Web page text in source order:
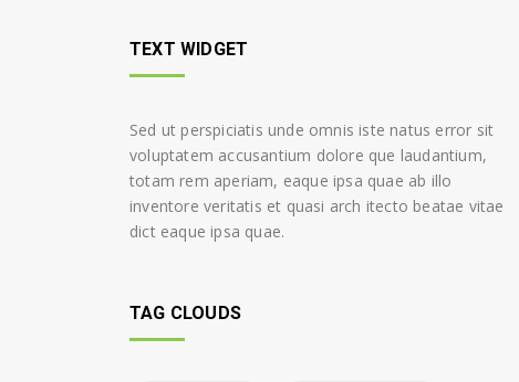
TEXT WIDGET
Sed ut perspiciatis unde omnis iste natus error sit
voluptatem accusantium dolore que laudantium,
totam rem aperiam, eaque ipsa quae ab illo
inventore veritatis et quasi arch itecto beatae vitae
dict eaque ipsa quae.
TAG CLOUDS